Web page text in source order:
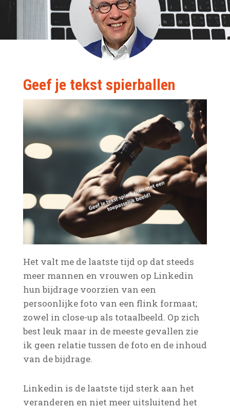
Geef je tekst spierballen
Het valt me de laatste tijd op dat steeds
meer mannen en vrouwen op Linkedin
hun bijdrage voorzien van een
persoonlijke foto van een flink formaat;
zowel in close-up als totaalbeeld. Op zich
best leuk maar in de meeste gevallen zie
ik geen relatie tussen de foto en de inhoud
van de bijdrage.
Linkedin is de laatste tijd sterk aan het
veranderen en niet meer uitsluitend het